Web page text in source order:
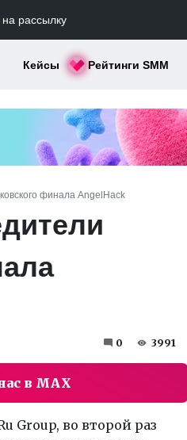
рассылку
Кейсы Рейтинги SMM
финала AngelHack
0 3991
в MAX
Group, во второй раз